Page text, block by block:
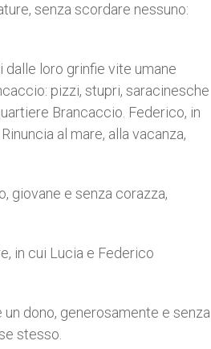
senza scordare nessuno:
loro grinfie vite umane
pizzi, stupri, saracinesche
Brancaccio. Federico, in
al mare, alla vacanza,
giovane e senza corazza,
in cui Lucia e Federico
dono, generosamente e senza
stesso.